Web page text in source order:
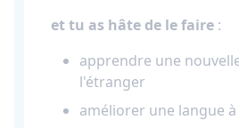
et tu as hâte de le faire :
apprendre une
l'étranger
améliorer une langue